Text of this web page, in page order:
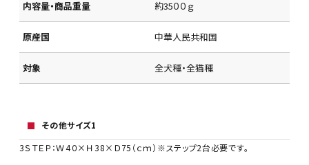
内容量・商品重量 約35００ｇ
原産国 中華人民共和国
対象 全犬種・全猫種
その他サイズ1
3ＳＴＥＰ：Ｗ4０×Ｈ38×Ｄ75（ｃｍ）※ステップ2台必要です。